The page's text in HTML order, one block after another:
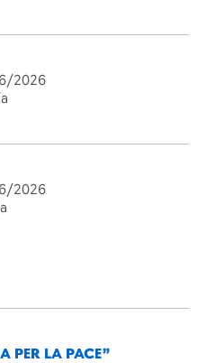
2026
2026
PER LA PACE”